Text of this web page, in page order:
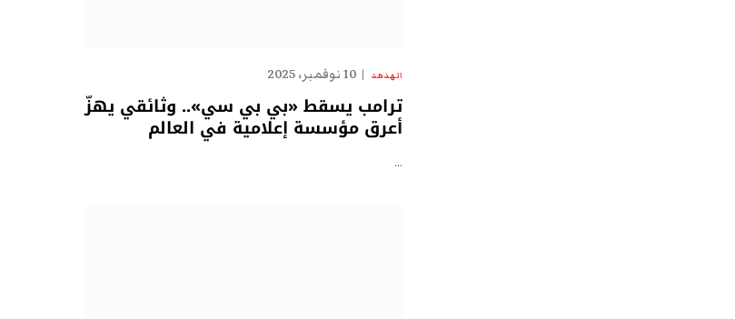
الهدهد 10 نوفمبر، 2025
ترامب يسقط «بي بي سي».. وثائقي يهزّ
أعرق مؤسسة إعلامية في العالم
…